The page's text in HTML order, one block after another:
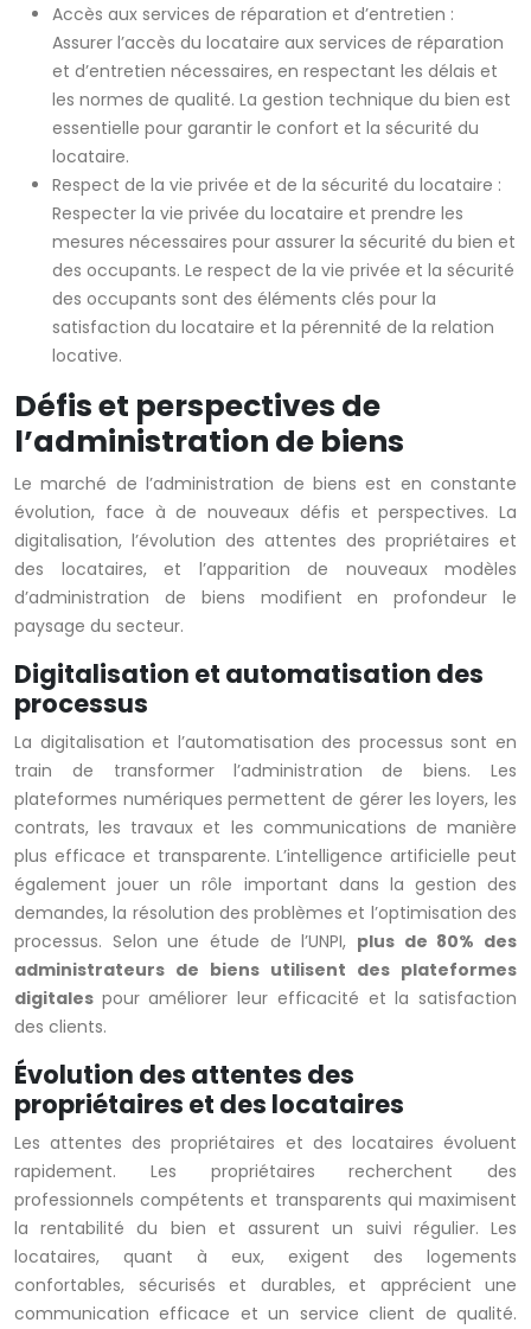
Accès aux services de réparation et d’entretien :
Assurer l’accès du locataire aux services de réparation
et d’entretien nécessaires, en respectant les délais et
les normes de qualité. La gestion technique du bien est
essentielle pour garantir le confort et la sécurité du
locataire.
Respect de la vie privée et de la sécurité du locataire :
Respecter la vie privée du locataire et prendre les
mesures nécessaires pour assurer la sécurité du bien et
des occupants. Le respect de la vie privée et la sécurité
des occupants sont des éléments clés pour la
satisfaction du locataire et la pérennité de la relation
locative.
Défis et perspectives de
l’administration de biens
Le marché de l’administration de biens est en constante
évolution, face à de nouveaux défis et perspectives. La
digitalisation, l’évolution des attentes des propriétaires et
des locataires, et l’apparition de nouveaux modèles
d’administration de biens modifient en profondeur le
paysage du secteur.
Digitalisation et automatisation des
processus
La digitalisation et l’automatisation des processus sont en
train de transformer l’administration de biens. Les
plateformes numériques permettent de gérer les loyers, les
contrats, les travaux et les communications de manière
plus efficace et transparente. L’intelligence artificielle peut
également jouer un rôle important dans la gestion des
demandes, la résolution des problèmes et l’optimisation des
processus. Selon une étude de l’UNPI, plus de 80% des
administrateurs de biens utilisent des plateformes
digitales pour améliorer leur efficacité et la satisfaction
des clients.
Évolution des attentes des
propriétaires et des locataires
Les attentes des propriétaires et des locataires évoluent
rapidement. Les propriétaires recherchent des
professionnels compétents et transparents qui maximisent
la rentabilité du bien et assurent un suivi régulier. Les
locataires, quant à eux, exigent des logements
confortables, sécurisés et durables, et apprécient une
communication efficace et un service client de qualité.